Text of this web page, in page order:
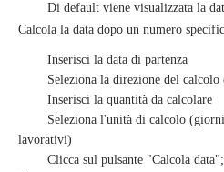
Di default viene visualizzata la
Calcola la data dopo un numero
Inserisci la data di partenza
Seleziona la direzione del
Inserisci la quantità da calcolare
Seleziona l'unità di calcolo
lavorativi)
Clicca sul pulsante "Calcola